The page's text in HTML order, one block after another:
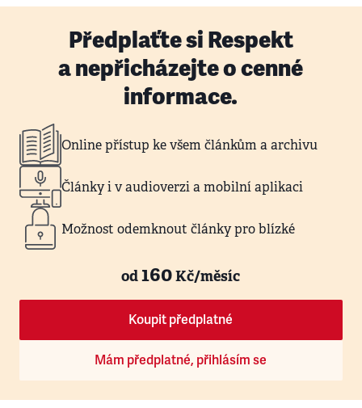
Předplaťte si Respekt
a nepřicházejte o cenné
informace.
Online přístup ke všem článkům a archivu
Články i v audioverzi a mobilní aplikaci
Možnost odemknout články pro blízké
od160Kč/měsíc
Koupit předplatné
Mám předplatné, přihlásím se